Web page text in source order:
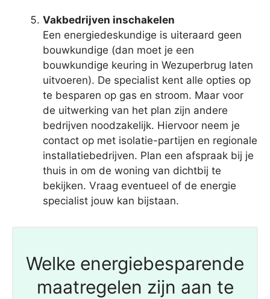
Vakbedrijven inschakelen
Een energiedeskundige is uiteraard geen
bouwkundige (dan moet je een
bouwkundige keuring in Wezuperbrug laten
uitvoeren). De specialist kent alle opties op
te besparen op gas en stroom. Maar voor
de uitwerking van het plan zijn andere
bedrijven noodzakelijk. Hiervoor neem je
contact op met isolatie-partijen en regionale
installatiebedrijven. Plan een afspraak bij je
thuis in om de woning van dichtbij te
bekijken. Vraag eventueel of de energie
specialist jouw kan bijstaan.
Welke energiebesparende
maatregelen zijn aan te